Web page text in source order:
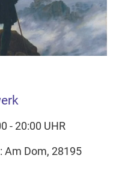
- 20:00 UHR
Am Dom, 28195